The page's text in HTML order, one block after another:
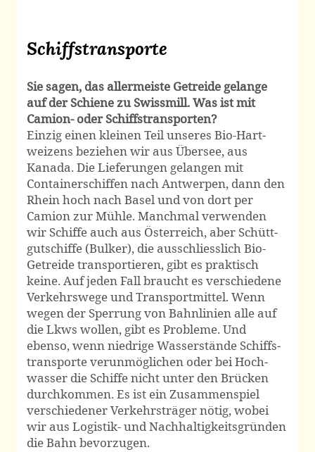
Schiffstransporte
Sie sagen, das allermeiste Getreide gelange
auf der Schiene zu Swissmill. Was ist mit
Camion- oder Schiffs­transporten?
Einzig einen kleinen Teil unseres Bio-Hart­
weizens beziehen wir aus Übersee, aus
Kanada. Die Lieferungen gelangen mit
Container­schiffen nach Antwerpen, dann den
Rhein hoch nach Basel und von dort per
Camion zur Mühle. Manchmal verwenden
wir Schiffe auch aus Österreich, aber Schütt­
gut­schiffe (Bulker), die aus­schliesslich Bio-
Getreide transportieren, gibt es praktisch
keine. Auf jeden Fall braucht es verschiedene
Verkehrs­wege und Transport­mittel. Wenn
wegen der Sperrung von Bahn­linien alle auf
die Lkws wollen, gibt es Probleme. Und
ebenso, wenn niedrige Wasser­stände Schiffs­
transporte verunmöglichen oder bei Hoch­
wasser die Schiffe nicht unter den Brücken
durch­kommen. Es ist ein Zusammen­spiel
verschiedener Verkehrs­träger nötig, wobei
wir aus Logistik- und Nach­haltig­keits­gründen
die Bahn bevorzugen.